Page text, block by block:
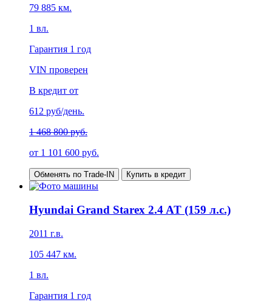
79 885 км.
1 вл.
Гарантия 1 год
VIN проверен
В кредит от
612 руб/день.
1 468 800 руб.
от 1 101 600 руб.
Обменять по Trade-IN Купить в кредит
Hyundai Grand Starex 2.4 AT (159 л.с.)
2011 г.в.
105 447 км.
1 вл.
Гарантия 1 год